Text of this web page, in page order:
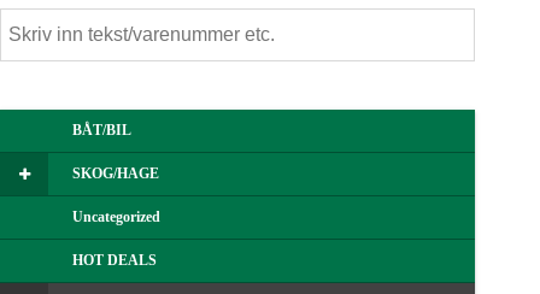
BÅT/BIL
SKOG/HAGE
Uncategorized
HOT DEALS